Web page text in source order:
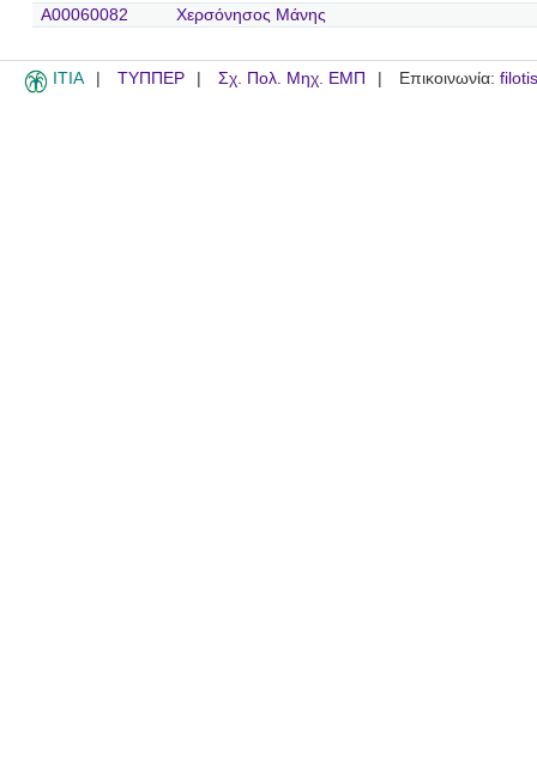
A00060082
Χερσόνησος Μάνης
ITIA ΤΥΠΠΕΡ Σχ. Πολ. Μηχ. ΕΜΠ Επικοινωνία: